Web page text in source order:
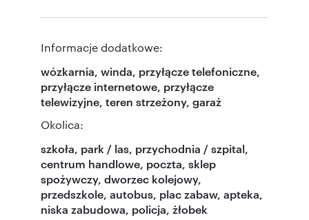
Informacje dodatkowe:
wózkarnia, winda, przyłącze telefoniczne,
przyłącze internetowe, przyłącze
telewizyjne, teren strzeżony, garaż
Okolica:
szkoła, park / las, przychodnia / szpital,
centrum handlowe, poczta, sklep
spożywczy, dworzec kolejowy,
przedszkole, autobus, plac zabaw, apteka,
niska zabudowa, policja, żłobek